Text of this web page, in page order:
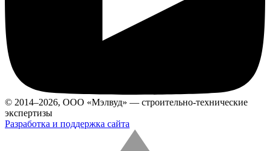
© 2014–2026, ООО «Мэлвуд» — строительно-технические
экспертизы
Разработка и поддержка сайта